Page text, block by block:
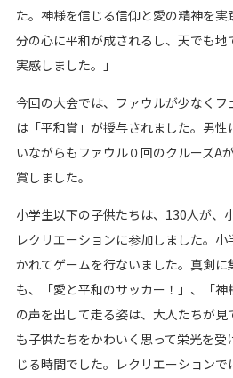
た。神様を信じる信仰と愛の精神を
分の心に平和が成されるし、天でも
実感しました。」
今回の大会では、ファウルが少なく
は「平和賞」が授与されました。男
いながらもファウル０回のクルーズA
賞しました。
小学生以下の子供たちは、130人が、
レクリエーションに参加しました。
かれてゲームを行ないました。真剣
も、「愛と平和のサッカー！」、「
の声を出して走る姿は、大人たちが
も子供たちをかわいく思って栄光を
じる時間でした。レクリエーションで